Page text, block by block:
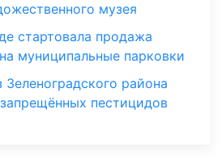
музея
стартовала продажа
муниципальные парковки
Зеленоградского района
пестицидов